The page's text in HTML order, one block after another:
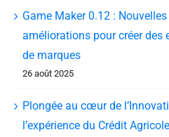
Game Maker 0.12 :
améliorations pour créer des
de marques
26 août 2025
Plongée au cœur de
l’expérience du Crédit